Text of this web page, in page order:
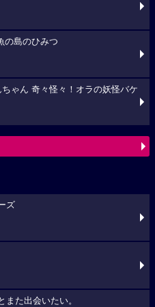
の島のひみつ
ゃん 奇々怪々！オラの妖怪バケ
ズ
また出会いたい。